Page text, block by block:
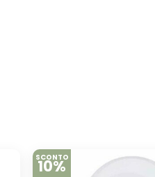
SCONTO
10%